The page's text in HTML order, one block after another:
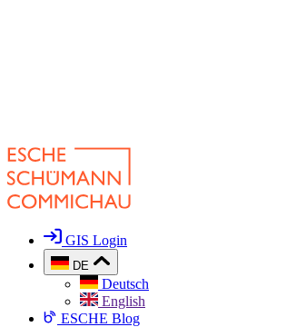
GIS Login
DE
Deutsch
English
ESCHE Blog